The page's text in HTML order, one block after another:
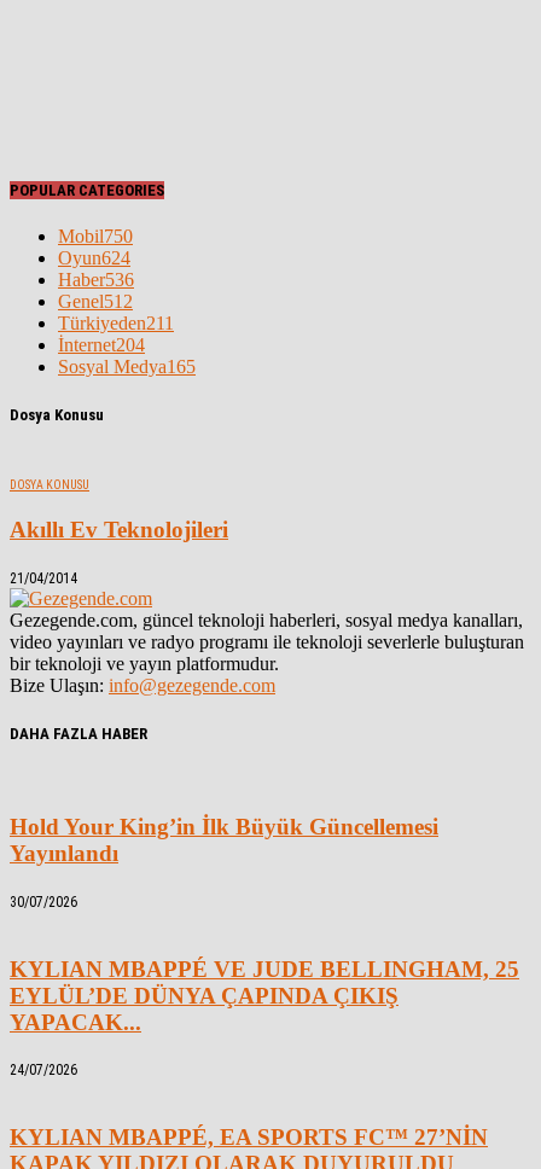
POPULAR CATEGORIES
Mobil750
Oyun624
Haber536
Genel512
Türkiyeden211
İnternet204
Sosyal Medya165
Dosya Konusu
DOSYA KONUSU
Akıllı Ev Teknolojileri
21/04/2014
Gezegende.com, güncel teknoloji haberleri, sosyal medya kanalları,
video yayınları ve radyo programı ile teknoloji severlerle buluşturan
bir teknoloji ve yayın platformudur.
Bize Ulaşın: info@gezegende.com
DAHA FAZLA HABER
Hold Your King’in İlk Büyük Güncellemesi
Yayınlandı
30/07/2026
KYLIAN MBAPPÉ VE JUDE BELLINGHAM, 25
EYLÜL’DE DÜNYA ÇAPINDA ÇIKIŞ
YAPACAK...
24/07/2026
KYLIAN MBAPPÉ, EA SPORTS FC™ 27’NİN
KAPAK YILDIZI OLARAK DUYURULDU